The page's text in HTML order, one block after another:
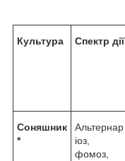
Культура Спектр дії
Соняшник
*
Альтернар
іоз,
фомоз,